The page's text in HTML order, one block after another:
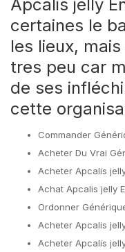
Apcalis jelly
certaines le
les lieux,
tres peu car
de ses
cette
Commander
Acheter Du Vrai
Acheter Apcalis
Achat Apcalis jelly
Ordonner
Acheter Apcalis
Acheter Apcalis